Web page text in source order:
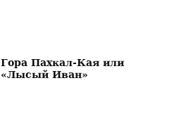
Гора Пахкал-Кая или
«Лысый Иван»